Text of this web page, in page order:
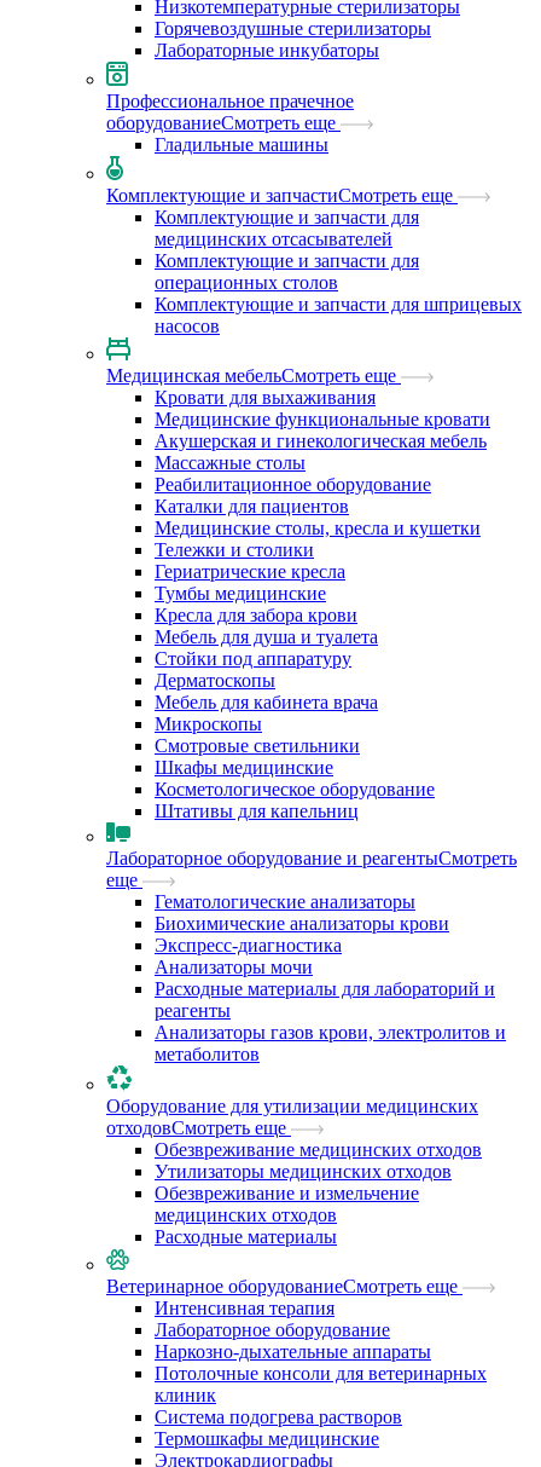
Низкотемпературные стерилизаторы
Горячевоздушные стерилизаторы
Лабораторные инкубаторы
Профессиональное прачечное
оборудованиеСмотреть еще
Гладильные машины
Комплектующие и запчастиСмотреть еще
Комплектующие и запчасти для
медицинских отсасывателей
Комплектующие и запчасти для
операционных столов
Комплектующие и запчасти для шприцевых
насосов
Медицинская мебельСмотреть еще
Кровати для выхаживания
Медицинские функциональные кровати
Акушерская и гинекологическая мебель
Массажные столы
Реабилитационное оборудование
Каталки для пациентов
Медицинские столы, кресла и кушетки
Тележки и столики
Гериатрические кресла
Тумбы медицинские
Кресла для забора крови
Мебель для душа и туалета
Стойки под аппаратуру
Дерматоскопы
Мебель для кабинета врача
Микроскопы
Смотровые светильники
Шкафы медицинские
Косметологическое оборудование
Штативы для капельниц
Лабораторное оборудование и реагентыСмотреть
еще
Гематологические анализаторы
Биохимические анализаторы крови
Экспресс-диагностика
Анализаторы мочи
Расходные материалы для лабораторий и
реагенты
Анализаторы газов крови, электролитов и
метаболитов
Оборудование для утилизации медицинских
отходовСмотреть еще
Обезвреживание медицинских отходов
Утилизаторы медицинских отходов
Обезвреживание и измельчение
медицинских отходов
Расходные материалы
Ветеринарное оборудованиеСмотреть еще
Интенсивная терапия
Лабораторное оборудование
Наркозно-дыхательные аппараты
Потолочные консоли для ветеринарных
клиник
Система подогрева растворов
Термошкафы медицинские
Электрокардиографы